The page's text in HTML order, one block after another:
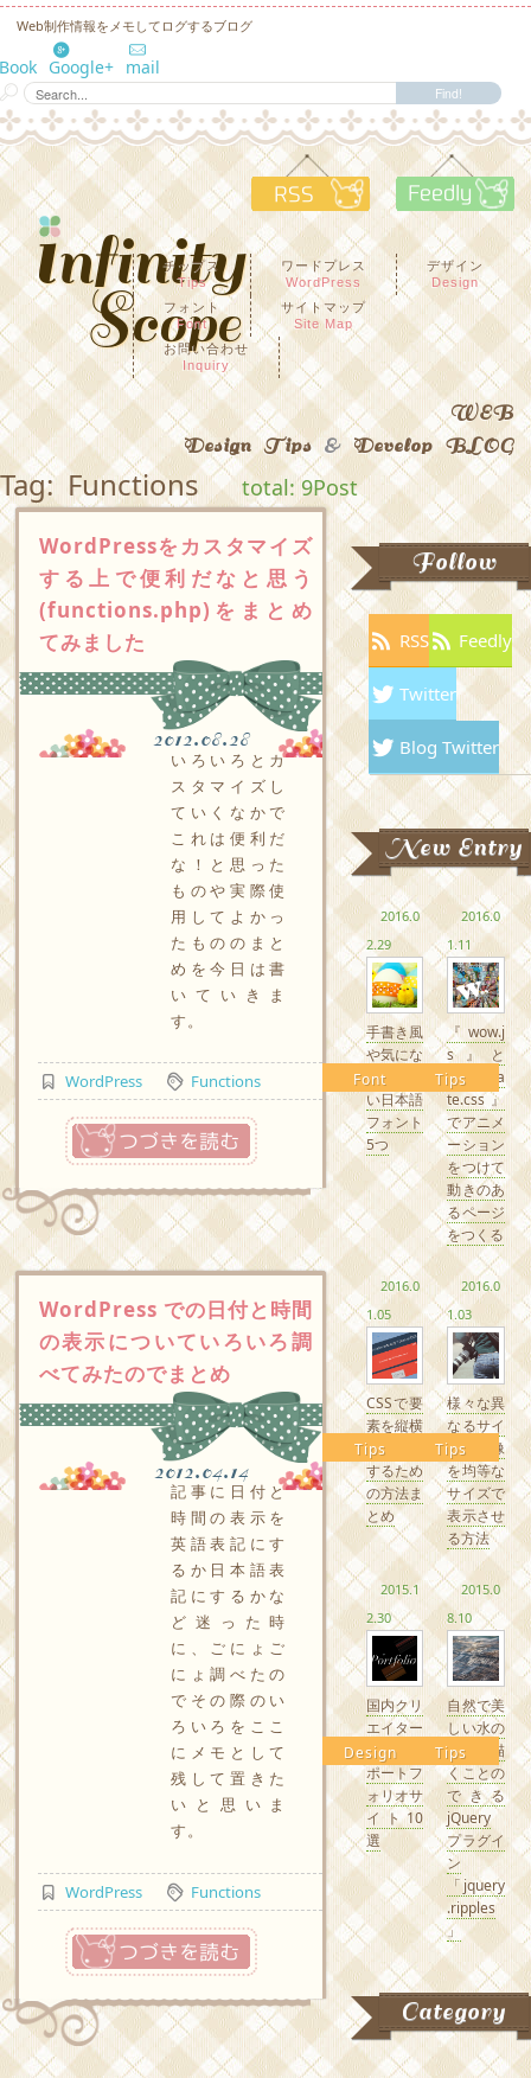
Web制作情報をメモしてログするブログ
Google+ mail
RSS
チップス
Tips
ワードプレス
WordPress
デザイン
Design
フォント
Font
サイトマップ
Site Map
お問い合わせ
Inquiry
WEB
Design Tips & Develop BLOG
Tag: Functions total: 9Post
WordPressをカスタマイズ
する上で便利だなと思う
(functions.php)をまとめ
てみました
2012.08.28
いろいろとカ
スタマイズし
ていくなかで
これは便利だ
な！と思った
ものや実際使
用してよかっ
たもののまと
めを今日は書
いていきま
す。
WordPress Functions
つづきを読む
WordPress での日付と時間
の表示についていろいろ調
べてみたのでまとめ
2012.04.14
記事に日付と
時間の表示を
英語表記にす
るか日本語表
記にするかな
ど迷った時
に、ごにょご
にょ調べたの
でその際のい
ろいろをここ
にメモとして
残して置きた
いと思いま
す。
WordPress Functions
つづきを読む
Follow
RSS Feedly
Twitter
Blog Twitter
New Entry
2016.0
2.29
Font
手書き風
や気にな
るかわい
い日本語
フォント
5つ
2016.0
1.11
Tips
『wow.j
s』と
『Anima
te.css』
でアニメ
ーション
をつけて
動きのあ
るページ
をつくる
2016.0
1.05
Tips
CSSで要
素を縦横
中央配置
するため
の方法ま
とめ
2016.0
1.03
Tips
様々な異
なるサイ
ズの画像
を均等な
サイズで
表示させ
る方法
2015.1
2.30
Design
国内クリ
エイター
の素敵な
ポートフ
ォリオサ
イト10
選
2015.0
8.10
Tips
自然で美
しい水の
波紋を描
くことの
できる
jQuery
プラグイ
ン
「jquery
.ripples
」
Category